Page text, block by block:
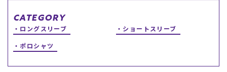
スノーTOP
スケートTOP
CATEGORY
ロングスリーブ
ショートスリーブ
ポロシャツ